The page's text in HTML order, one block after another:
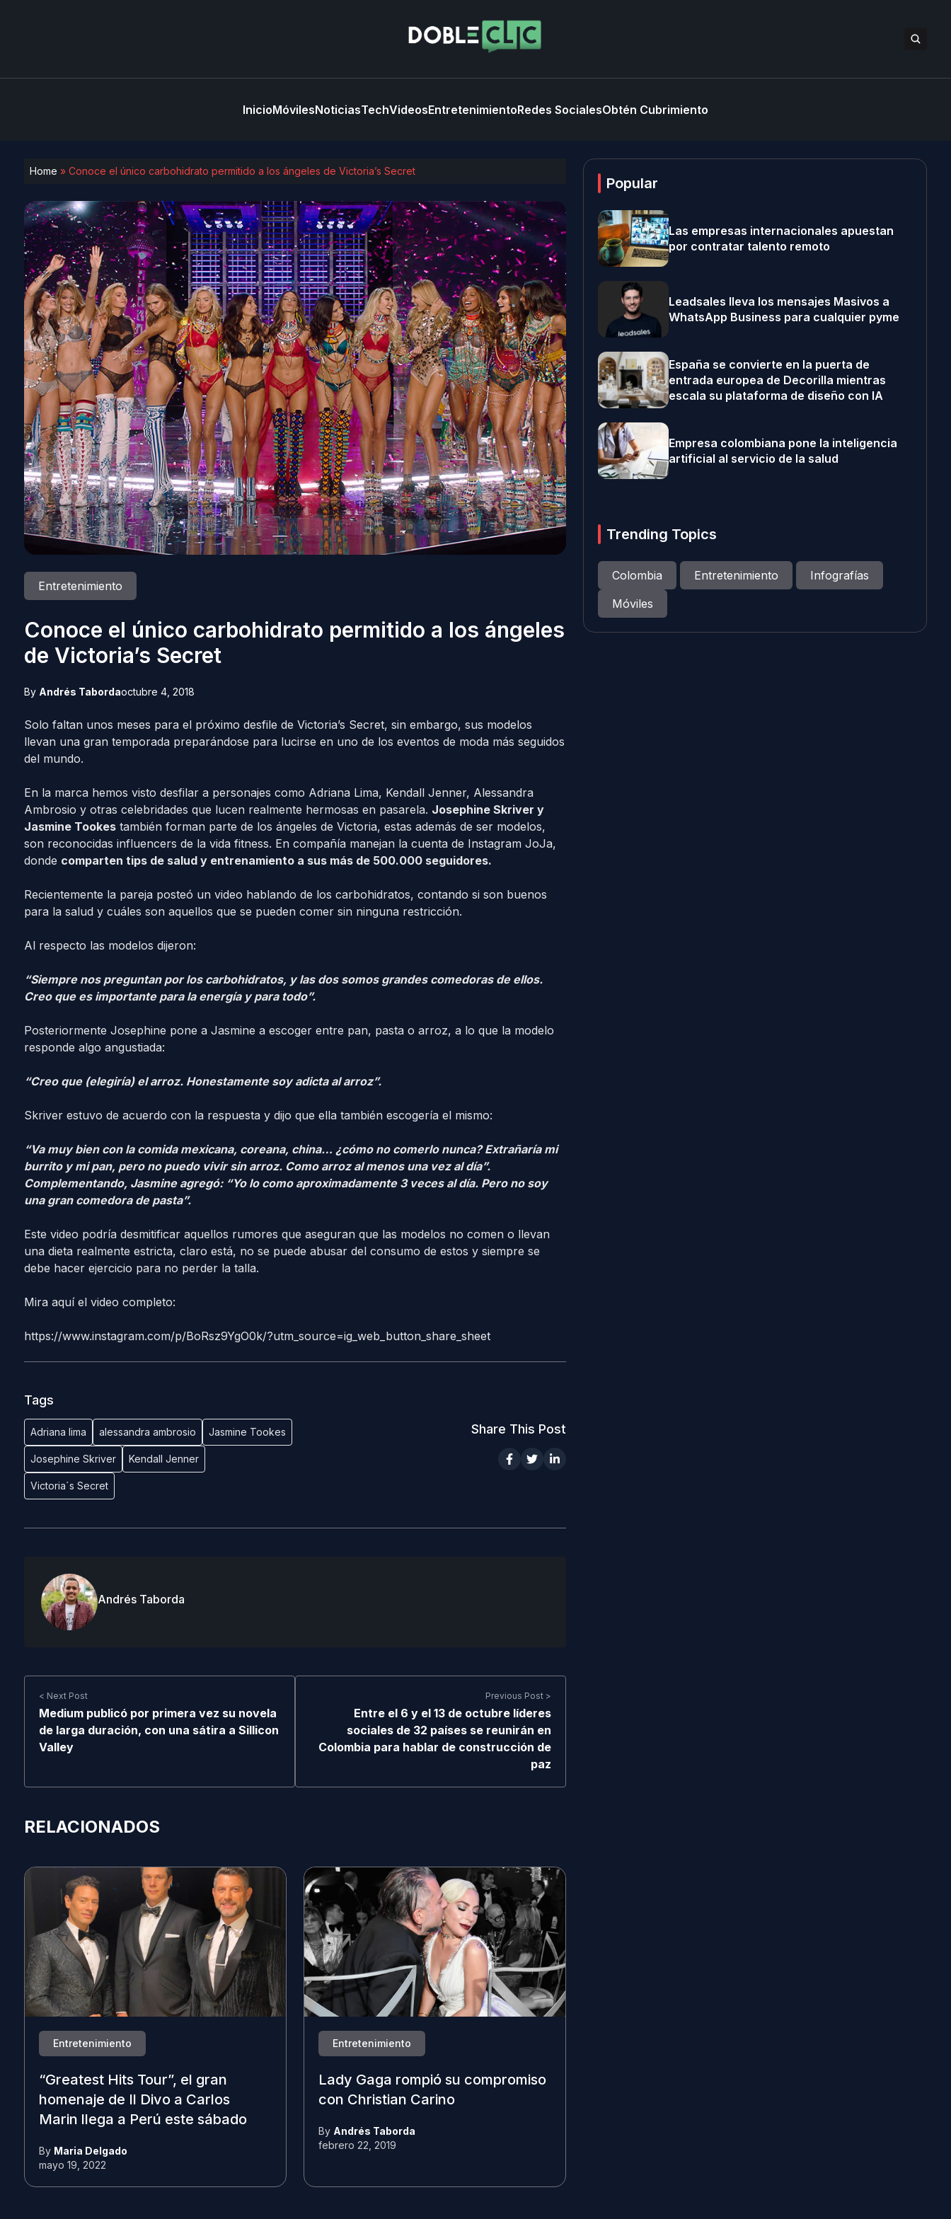
InicioMóvilesNoticiasTechVideosEntretenimientoRedes SocialesObtén Cubrimiento
Home » Conoce el único carbohidrato permitido a los ángeles de Victoria’s Secret
Entretenimiento
Conoce el único carbohidrato permitido a los ángeles
de Victoria’s Secret
By Andrés Tabordaoctubre 4, 2018
Solo faltan unos meses para el próximo desfile de Victoria’s Secret, sin embargo, sus modelos
llevan una gran temporada preparándose para lucirse en uno de los eventos de moda más seguidos
del mundo.
En la marca hemos visto desfilar a personajes como Adriana Lima, Kendall Jenner, Alessandra
Ambrosio y otras celebridades que lucen realmente hermosas en pasarela. Josephine Skriver y
Jasmine Tookestambién forman parte de los ángeles de Victoria, estas además de ser modelos,
son reconocidas influencers de la vida fitness. En compañía manejan la cuenta de Instagram JoJa,
donde comparten tips de salud y entrenamiento a sus más de 500.000 seguidores.
Recientemente la pareja posteó un video hablando de los carbohidratos, contando si son buenos
para la salud y cuáles son aquellos que se pueden comer sin ninguna restricción.
Al respecto las modelos dijeron:
“Siempre nos preguntan por los carbohidratos, y las dos somos grandes comedoras de ellos.
Creo que es importante para la energía y para todo”.
Posteriormente Josephine pone a Jasmine a escoger entre pan, pasta o arroz, a lo que la modelo
responde algo angustiada:
“Creo que (elegiría) el arroz. Honestamente soy adicta al arroz”.
Skriver estuvo de acuerdo con la respuesta y dijo que ella también escogería el mismo:
“Va muy bien con la comida mexicana, coreana, china… ¿cómo no comerlo nunca? Extrañaría mi
burrito y mi pan, pero no puedo vivir sin arroz. Como arroz al menos una vez al día”.
Complementando, Jasmine agregó: “Yo lo como aproximadamente 3 veces al día. Pero no soy
una gran comedora de pasta”.
Este video podría desmitificar aquellos rumores que aseguran que las modelos no comen o llevan
una dieta realmente estricta, claro está, no se puede abusar del consumo de estos y siempre se
debe hacer ejercicio para no perder la talla.
Mira aquí el video completo:
https://www.instagram.com/p/BoRsz9YgO0k/?utm_source=ig_web_button_share_sheet
Tags
Adriana lima alessandra ambrosio Jasmine Tookes
Josephine Skriver Kendall Jenner
Victoria´s Secret
Share This Post
Andrés Taborda
< Next Post
Medium publicó por primera vez su novela
de larga duración, con una sátira a Sillicon
Valley
Previous Post >
Entre el 6 y el 13 de octubre líderes
sociales de 32 países se reunirán en
Colombia para hablar de construcción de
paz
RELACIONADOS
Entretenimiento
“Greatest Hits Tour”, el gran
homenaje de Il Divo a Carlos
Marin llega a Perú este sábado
By Maria Delgado
mayo 19, 2022
Entretenimiento
Lady Gaga rompió su compromiso
con Christian Carino
By Andrés Taborda
febrero 22, 2019
Popular
Las empresas internacionales apuestan
por contratar talento remoto
Leadsales lleva los mensajes Masivos a
WhatsApp Business para cualquier pyme
España se convierte en la puerta de
entrada europea de Decorilla mientras
escala su plataforma de diseño con IA
Empresa colombiana pone la inteligencia
artificial al servicio de la salud
Trending Topics
Colombia Entretenimiento
Infografías
Móviles